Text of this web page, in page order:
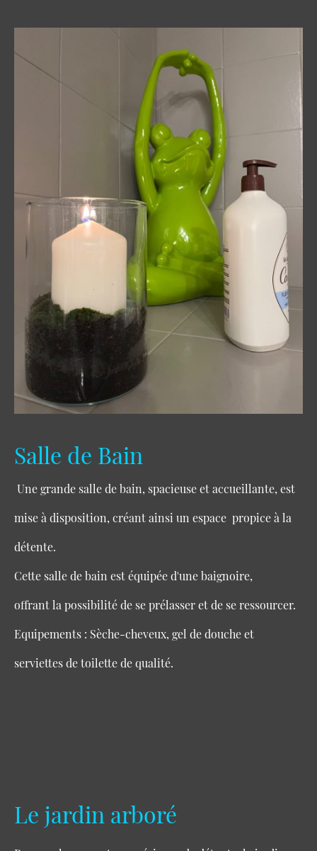
Salle de Bain
Une grande salle de bain, spacieuse et accueillante, est
mise à disposition, créant ainsi un espace propice à la
détente.
Cette salle de bain est équipée d'une baignoire,
offrant la possibilité de se prélasser et de se ressourcer.
Equipements : Sèche-cheveux, gel de douche et
serviettes de toilette de qualité.
Le jardin arboré